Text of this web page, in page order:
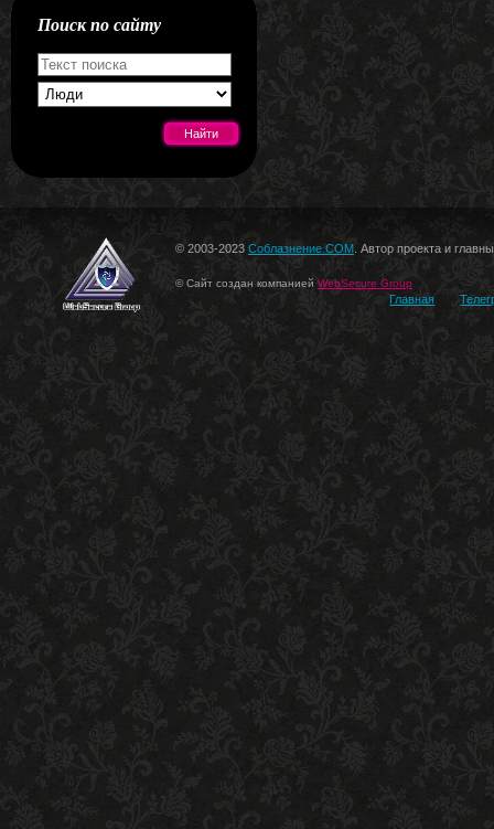
Поиск по сайту
© 2003-2023 Соблазнение.COM . Автор проекта и
© Сайт создан компанией WebSecure Group
Главная